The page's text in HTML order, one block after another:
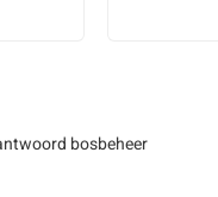
bosbeheer